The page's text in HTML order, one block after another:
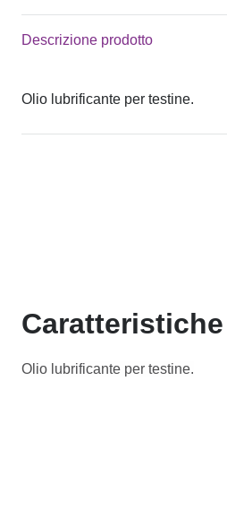
testine
Descrizione prodotto
Olio lubrificante per testine.
Caratteristiche
Olio lubrificante per testine.